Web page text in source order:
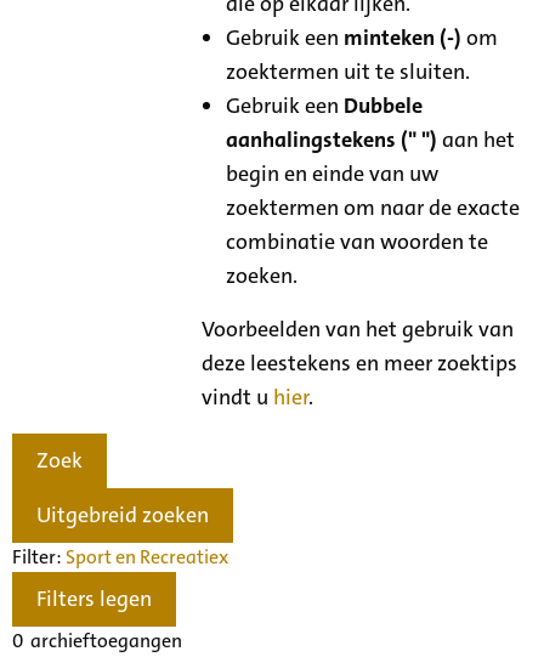
Gebruik een minteken (-) om
zoektermen uit te sluiten.
Gebruik een Dubbele
aanhalingstekens (" ") aan het
begin en einde van uw
zoektermen om naar de exacte
combinatie van woorden te
zoeken.
Voorbeelden van het gebruik van
deze leestekens en meer zoektips
vindt u hier.
Zoek
Uitgebreid zoeken
Filter: Sport en Recreatiex
Filters legen
0 archieftoegangen